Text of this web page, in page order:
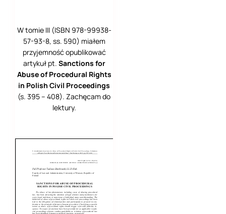
W tomie III (ISBN 978-99938-
57-93-8, ss. 590) miałem
przyjemność opublikować
artykuł pt. Sanctions for
Abuse of Procedural Rights
in Polish Civil Proceedings
(s. 395 – 408). Zachęcam do
lektury.